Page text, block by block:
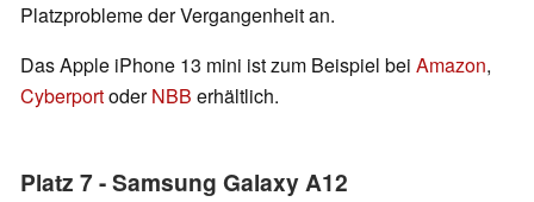
Platzprobleme der Vergangenheit an.
Das Apple iPhone 13 mini ist zum Beispiel bei Amazon,
CyberportoderNBB erhältlich.
Platz 7 - Samsung Galaxy A12